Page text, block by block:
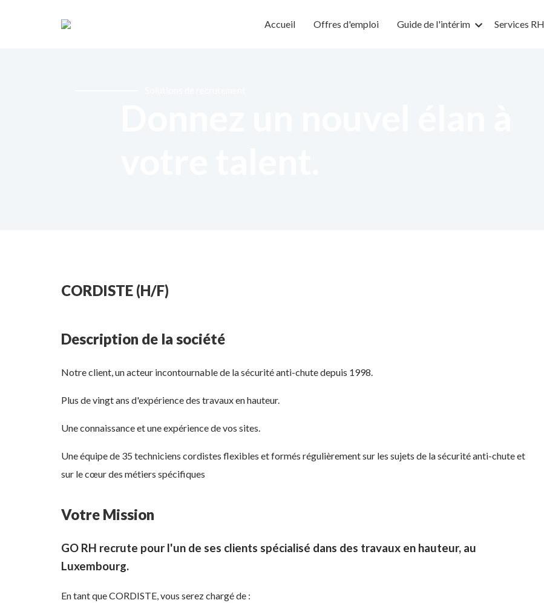
Accueil Offres d'emploi Guide de l'intérim Services RH
CORDISTE (H/F)
Description de la société
Notre client, un acteur incontournable de la sécurité anti-chute depuis 1998.
Plus de vingt ans d'expérience des travaux en hauteur.
Une connaissance et une expérience de vos sites.
Une équipe de 35 techniciens cordistes flexibles et formés régulièrement sur les sujets de la sécurité anti-chute et
sur le cœur des métiers spécifiques
Votre Mission
GO RH recrute pour l'un de ses clients spécialisé dans des travaux en hauteur, au
Luxembourg.
En tant que CORDISTE, vous serez chargé de :